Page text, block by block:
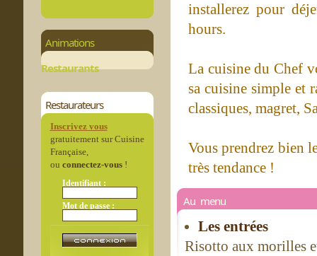
Animations
Restaurants
Restaurateurs
Inscrivez vous
gratuitement sur Cuisine
Française,
ou connectez-vous!
Identifiant :
Mot de passe :
installerez pour
hours.
La cuisine du Chef
sa cuisine simple et
classiques, magret,
Vous prendrez bien
très tendance !
Au menu
Les entrées
Risotto aux morilles